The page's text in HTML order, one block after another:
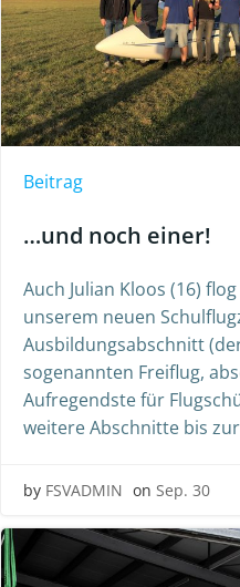
Beitrag
…und noch einer!
Auch Julian Kloos (16)
unserem neuen
Ausbildungsabschnitt
sogenannten Freiflug,
Aufregendste für
weitere Abschnitte bis
by FSVADMIN on Sep. 30